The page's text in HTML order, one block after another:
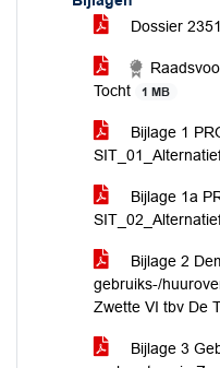
Dossier
Tocht
1 MB
Bijlage 1
Bijlage 1a
Bijlage 2
gebruiks-/
Zwette VI tbv De
Bijlage 3